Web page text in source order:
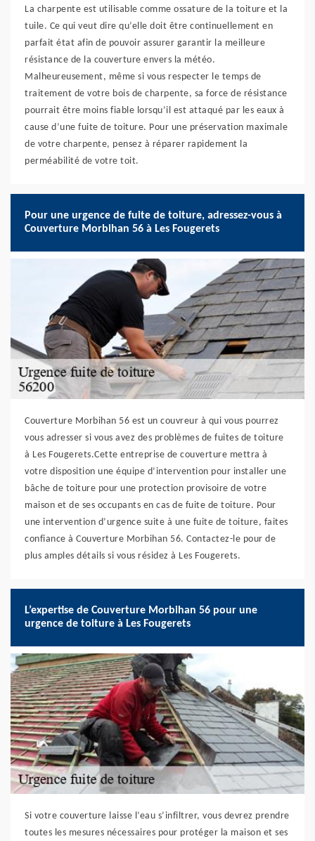
La charpente est utilisable comme ossature de la toiture et la
tuile. Ce qui veut dire qu’elle doit être continuellement en
parfait état afin de pouvoir assurer garantir la meilleure
résistance de la couverture envers la météo.
Malheureusement, même si vous respecter le temps de
traitement de votre bois de charpente, sa force de résistance
pourrait être moins fiable lorsqu’il est attaqué par les eaux à
cause d’une fuite de toiture. Pour une préservation maximale
de votre charpente, pensez à réparer rapidement la
perméabilité de votre toit.
Pour une urgence de fuite de toiture, adressez-vous à
Couverture Morbihan 56 à Les Fougerets
Couverture Morbihan 56 est un couvreur à qui vous pourrez
vous adresser si vous avez des problèmes de fuites de toiture
à Les Fougerets.Cette entreprise de couverture mettra à
votre disposition une équipe d’intervention pour installer une
bâche de toiture pour une protection provisoire de votre
maison et de ses occupants en cas de fuite de toiture. Pour
une intervention d’urgence suite à une fuite de toiture, faites
confiance à Couverture Morbihan 56. Contactez-le pour de
plus amples détails si vous résidez à Les Fougerets.
L’expertise de Couverture Morbihan 56 pour une
urgence de toiture à Les Fougerets
Si votre couverture laisse l’eau s’infiltrer, vous devrez prendre
toutes les mesures nécessaires pour protéger la maison et ses